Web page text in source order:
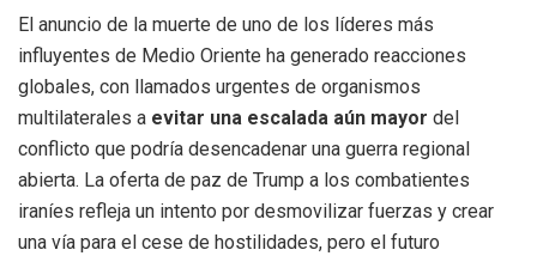
El anuncio de la muerte de uno de los líderes más
influyentes de Medio Oriente ha generado reacciones
globales, con llamados urgentes de organismos
multilaterales a evitar una escalada aún mayor del
conflicto que podría desencadenar una guerra regional
abierta. La oferta de paz de Trump a los combatientes
iraníes refleja un intento por desmovilizar fuerzas y crear
una vía para el cese de hostilidades, pero el futuro